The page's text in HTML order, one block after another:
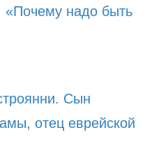
«Почему надо быть
Сын
отец еврейской